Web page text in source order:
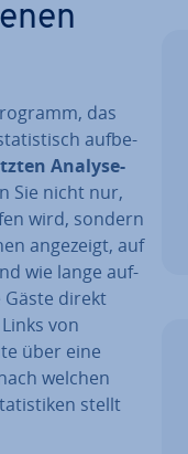
das
auf­be­
Analyse-
Sie nicht nur,
wird, sondern
angezeigt, auf
wie lange auf­
direkt
von
über eine
welchen
stellt